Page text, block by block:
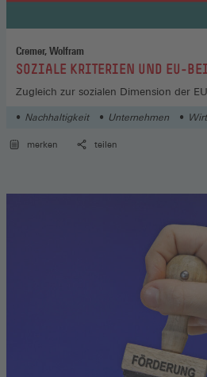
Cremer, Wolfram
:SOZIALE KRITERIEN UND EU-
Zugleich zur sozialen Dimension der
Nachhaltigkeit Unternehmen
merken teilen